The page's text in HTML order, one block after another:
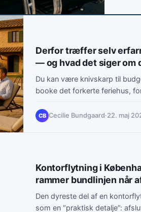
Derfor træffer selv
— og hvad det siger om
Du kan være knivskarp til
booke det forkerte feriehus,
CB Cecilie Bundgaard·22. maj
Kontorflytning i
rammer bundlinjen når
Den dyreste del af en
som en “praktisk detalje”: